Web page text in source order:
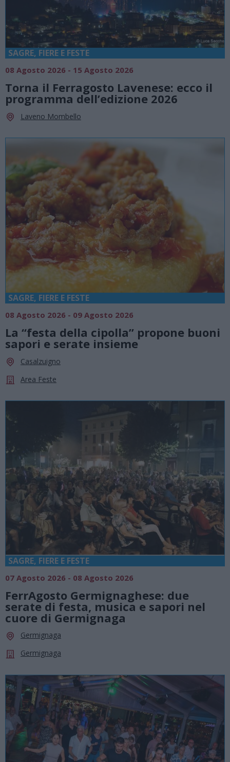
SAGRE, FIERE E FESTE
08 Agosto 2026 - 15 Agosto 2026
Torna il Ferragosto Lavenese: ecco il
programma dell’edizione 2026
Laveno Mombello
SAGRE, FIERE E FESTE
08 Agosto 2026 - 09 Agosto 2026
La “festa della cipolla” propone buoni
sapori e serate insieme
Casalzuigno
Area Feste
SAGRE, FIERE E FESTE
07 Agosto 2026 - 08 Agosto 2026
FerrAgosto Germignaghese: due
serate di festa, musica e sapori nel
cuore di Germignaga
Germignaga
Germignaga